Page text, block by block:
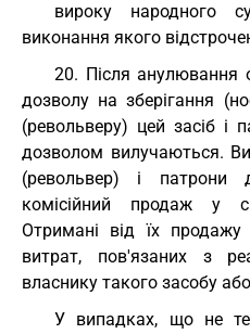
вироку народного
виконання якого
20. Після анулювання
дозволу на зберігання
(револьверу) цей засіб і
дозволом вилучаються.
(револьвер) і
комісійний продаж у
Отримані від їх
витрат, пов'язаних з
власнику такого засобу
У випадках, що не